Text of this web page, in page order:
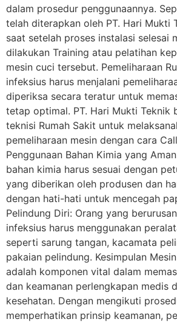
dalam prosedur penggunaannya.
telah diterapkan oleh PT. Hari Mukti
saat setelah proses instalasi selesai
dilakukan Training atau pelatihan
mesin cuci tersebut. Pemeliharaan
infeksius harus menjalani
diperiksa secara teratur untuk
tetap optimal. PT. Hari Mukti Teknik
teknisi Rumah Sakit untuk
pemeliharaan mesin dengan cara
Penggunaan Bahan Kimia yang
bahan kimia harus sesuai dengan
yang diberikan oleh produsen dan
dengan hati-hati untuk mencegah
Pelindung Diri: Orang yang
infeksius harus menggunakan
seperti sarung tangan, kacamata
pakaian pelindung. Kesimpulan
adalah komponen vital dalam
dan keamanan perlengkapan medis
kesehatan. Dengan mengikuti
memperhatikan prinsip keamanan,